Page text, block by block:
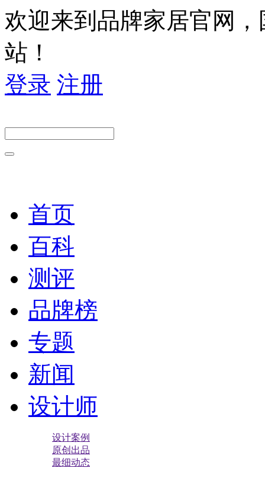
欢迎来到品牌家居官网
站！
登录 注册
首页
百科
测评
品牌榜
专题
新闻
设计师
设计案例
原创出品
最细动态